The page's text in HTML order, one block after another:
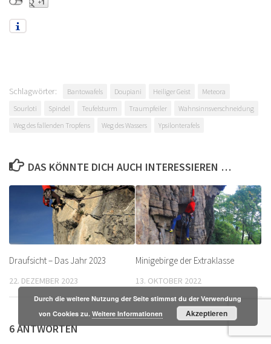
Schlagwörter: Bantowafels Doupiani Heiliger Geist
Meteora
Sourloti
Spindel Teufelsturm Traumpfeiler
Wahnsinnsverschneidung
Weg des fallenden Tropfens
Weg des Wassers Ypsilonterafels
DAS KÖNNTE DICH AUCH INTERESSIEREN …
Draufsicht – Das Jahr 2023
22. DEZEMBER 2023
Minigebirge der Extraklasse
13. OKTOBER 2022
6 ANTWORTEN
Durch die weitere Nutzung der Seite stimmst du der Verwendung
von Cookies zu. Weitere Informationen Akzeptieren